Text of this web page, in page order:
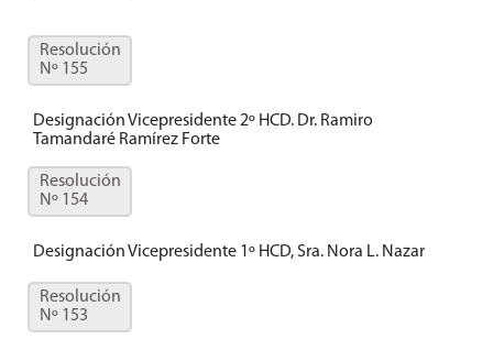
Resolución
Nº 155
Designación Vicepresidente 2º HCD. Dr. Ramiro
Tamandaré Ramírez Forte
Resolución
Nº 154
Designación Vicepresidente 1º HCD, Sra. Nora L. Nazar
Resolución
Nº 153